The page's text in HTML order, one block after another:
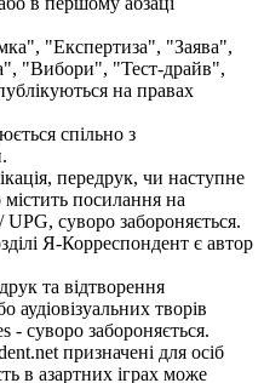
"Експертиза", "Заява",
"Вибори", "Тест-драйв",
на правах
спільно з
передрук, чи наступне
посилання на
суворо забороняється.
Я-Корреспондент є автор
та відтворення
аудіовізуальних творів
- суворо забороняється.
призначені для осіб
в азартних іграх може